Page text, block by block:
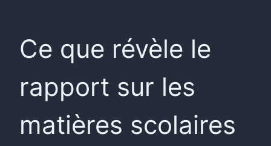
Ce que révèle le
rapport sur les
matières scolaires